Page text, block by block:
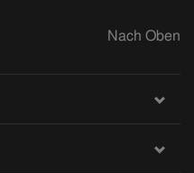
Nach Oben